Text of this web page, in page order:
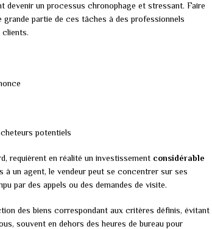
devenir un processus chronophage et stressant. Faire
grande partie de ces tâches à des professionnels
clients.
potentiels
requièrent en réalité un investissement considérable
un agent, le vendeur peut se concentrer sur ses
par des appels ou des demandes de visite.
des biens correspondant aux critères définis, évitant
souvent en dehors des heures de bureau pour